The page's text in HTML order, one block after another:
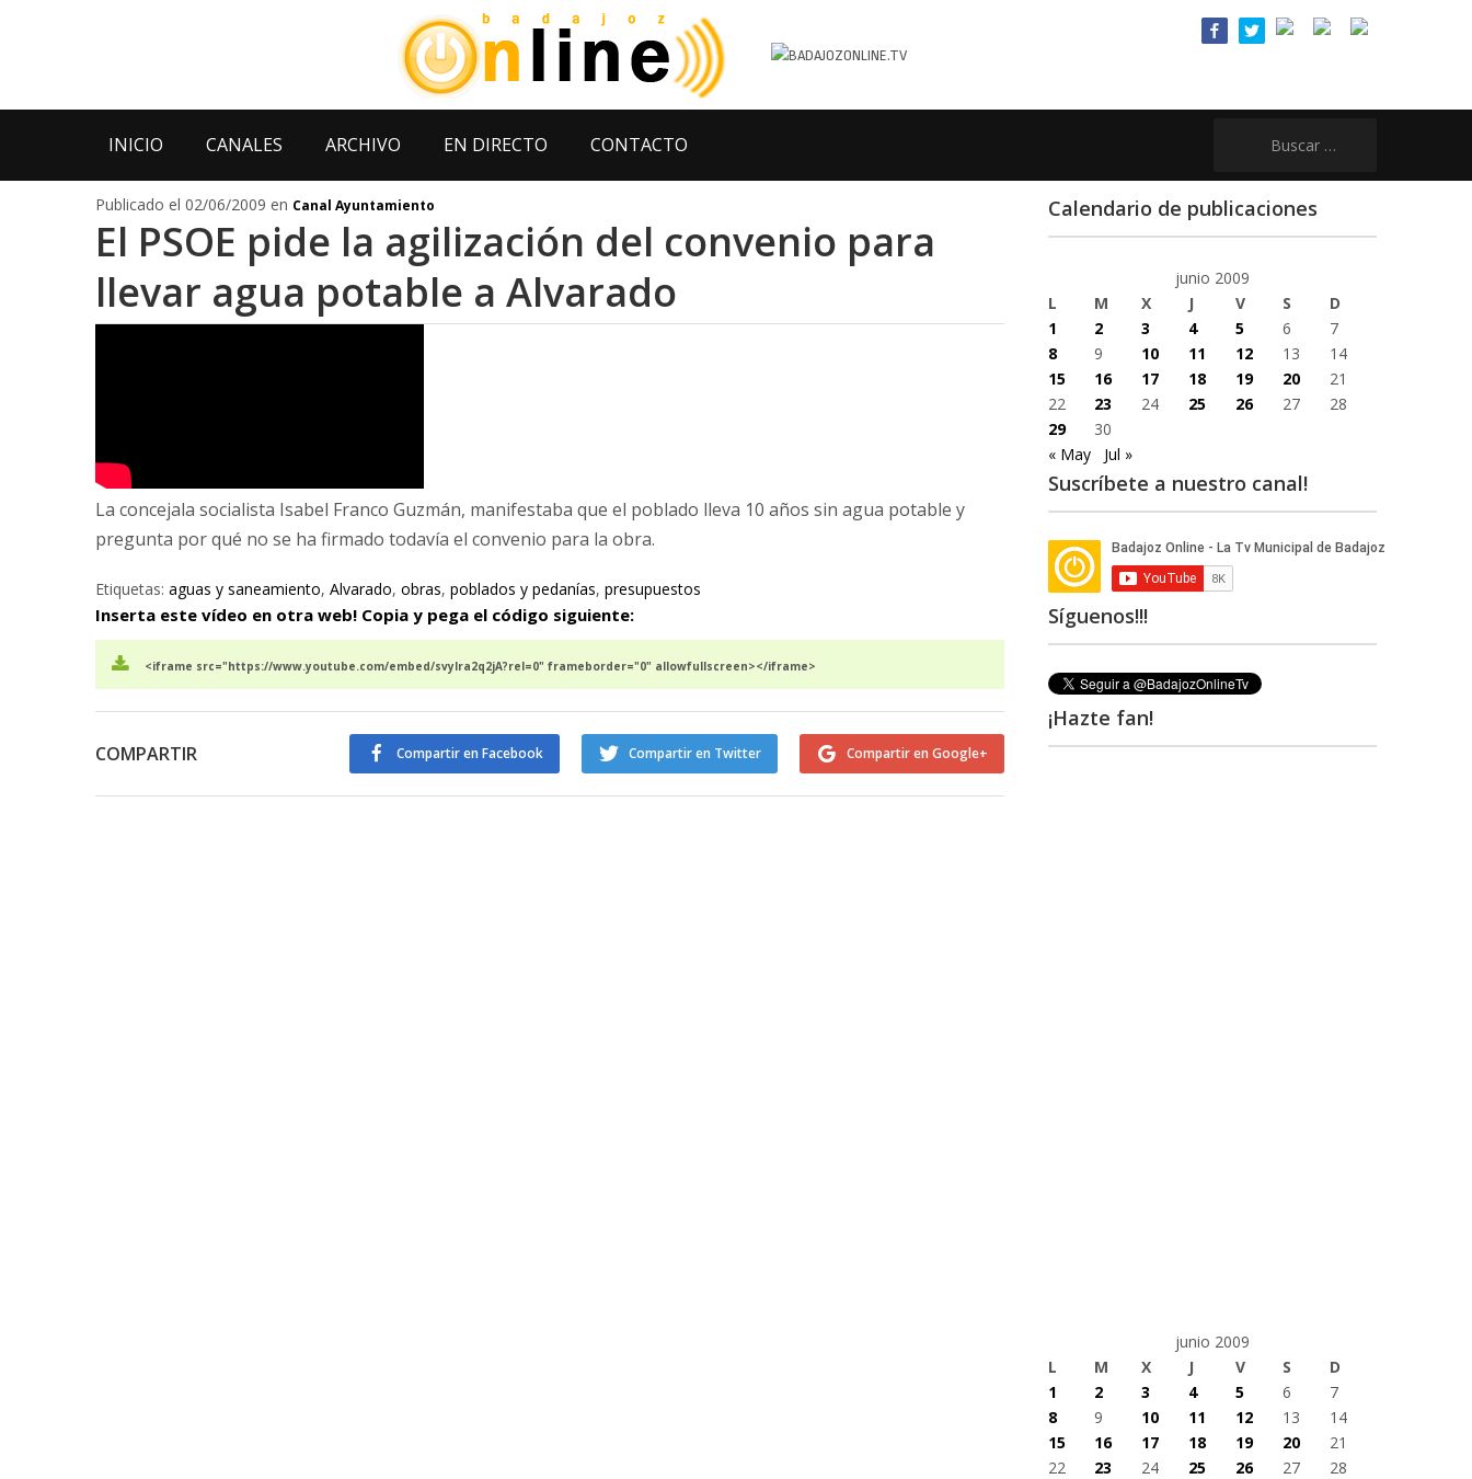
INICIO CANALES ARCHIVO EN DIRECTO CONTACTO
Publicado el 02/06/2009 en Canal Ayuntamiento
El PSOE pide la agilización del convenio para
llevar agua potable a Alvarado
La concejala socialista Isabel Franco Guzmán, manifestaba que el poblado lleva 10 años sin agua potable y
pregunta por qué no se ha firmado todavía el convenio para la obra.
Etiquetas: aguas y saneamiento, Alvarado, obras, poblados y pedanías, presupuestos
Inserta este vídeo en otra web! Copia y pega el código siguiente:
<iframe src="https://www.youtube.com/embed/svylra2q2jA?rel=0" frameborder="0" allowfullscreen></iframe>
COMPARTIR Compartir en Google+
Compartir en Twitter
Compartir en Facebook
Calendario de publicaciones
junio 2009
L
M X J V S
D
1
2 3 4 5 6
7
8
9 10 11 12 13
14
15
16 17 18 19 20
21
22
23 24 25 26 27
28
29
30
« May
Jul »
Suscríbete a nuestro canal!
Síguenos!!!
¡Hazte fan!
junio 2009
L
M X J V S
D
1
2 3 4 5 6
7
8
9 10 11 12 13
14
15
16 17 18 19 20
21
22
23 24 25 26 27
28